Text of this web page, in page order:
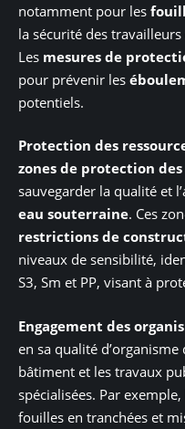
notamment pour les
la sécurité des
Les mesures de
pour prévenir les
potentiels.
Protection des
zones de protection
sauvegarder la qualité et
eau souterraine. Ces
restrictions de
niveaux de sensibilité,
S3, Sm et PP, visant à
Engagement des
en sa qualité
bâtiment et les travaux
spécialisées. Par
fouilles en tranchées et